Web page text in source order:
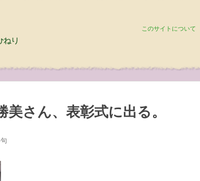
このサイトについて
さん、表彰式に出る。